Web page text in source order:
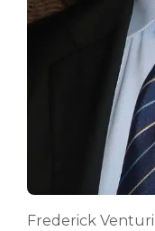
Frederick Venturi